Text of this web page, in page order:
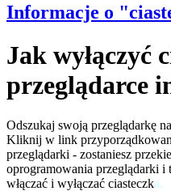
Informacje o
Jak wyłączyć
przeglądarce
Odszukaj swoją przeglądarkę
Kliknij w link
przeglądarki - zostaniesz
oprogramowania przeglądarki i
włączać i wyłączać ciasteczka.